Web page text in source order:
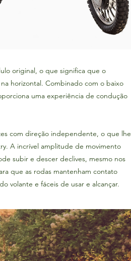
original, o que significa que o
horizontal. Combinado com o baixo
uma experiência de condução
com direção independente, o que lhe
A incrível amplitude de movimento
subir e descer declives, mesmo nos
que as rodas mantenham contato
volante e fáceis de usar e alcançar.